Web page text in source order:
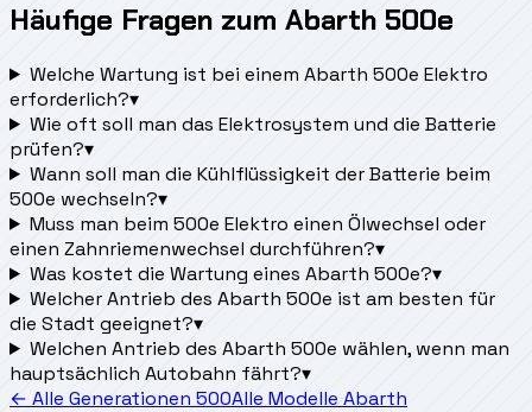
Häufige Fragen zum Abarth 500e
Welche Wartung ist bei einem Abarth 500e Elektro
erforderlich?▾
Wie oft soll man das Elektrosystem und die Batterie
prüfen?▾
Wann soll man die Kühlflüssigkeit der Batterie beim
500e wechseln?▾
Muss man beim 500e Elektro einen Ölwechsel oder
einen Zahnriemenwechsel durchführen?▾
Was kostet die Wartung eines Abarth 500e?▾
Welcher Antrieb des Abarth 500e ist am besten für
die Stadt geeignet?▾
Welchen Antrieb des Abarth 500e wählen, wenn man
hauptsächlich Autobahn fährt?▾
← Alle Generationen 500Alle Modelle Abarth